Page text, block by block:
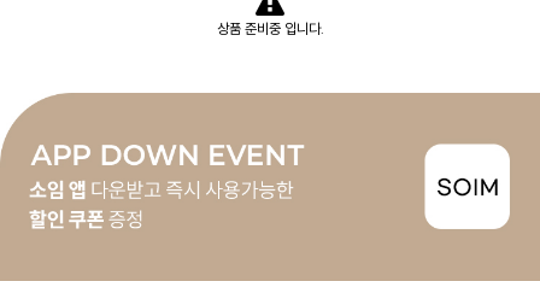
상품 준비중 입니다.